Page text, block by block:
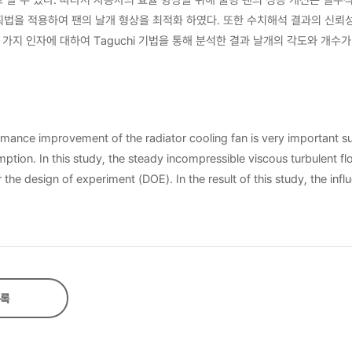
을 적용하여 팬의 날개 형상을 최적화 하였다. 또한 수치해석 결과의 신뢰
지 인자에 대하여 Taguchi 기법을 통해 분석한 결과 날개의 각도와 개수
해 검증하였다. 본 연구 결과 ,라디에이터 쿨링 팬의 풍량 및 효율 향상을
improvement of the radiator cooling fan is very important
flow is
design of experiment (DOE). In the result of this study, the
the trend that the performance of the optimized fan is higher